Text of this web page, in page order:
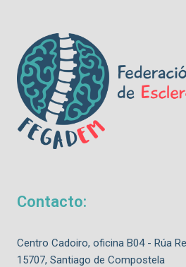
Contacto:
Centro Cadoiro, oficina B04 - Rúa
15707, Santiago de Compostela